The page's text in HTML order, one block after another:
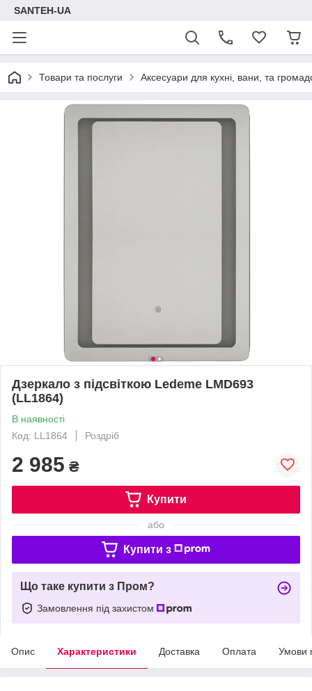
SANTEH-UA
Товари та послуги Аксесуари для кухні, вани, та
Дзеркало з підсвіткою Ledeme LMD693
(LL1864)
В наявності
Код: LL1864
Роздріб
2 985 ₴
Купити
або
Купити з
Що таке купити з Пром?
Замовлення під захистом
Опис Характеристики Доставка Оплата Умови